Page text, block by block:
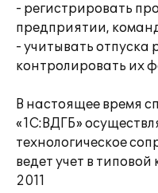
- регистрировать
предприятии,
- учитывать отпуска
контролировать их
В настоящее время
«1С:ВДГБ»
технологическое
ведет учет в
2011